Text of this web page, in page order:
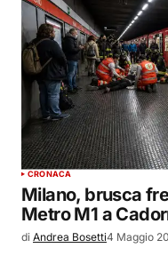
CRONACA
Milano, brusca
Metro M1 a
di Andrea Bosetti4 Maggio